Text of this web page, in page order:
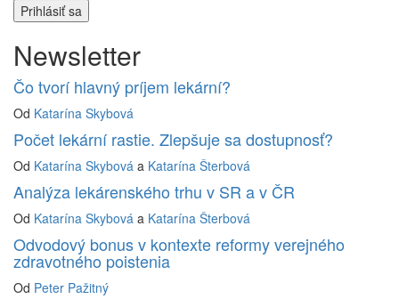
Newsletter
Čo tvorí hlavný príjem lekární?
Od Katarína Skybová
Počet lekární rastie. Zlepšuje sa dostupnosť?
Od Katarína Skybová a Katarína Šterbová
Analýza lekárenského trhu v SR a v ČR
Od Katarína Skybová a Katarína Šterbová
Odvodový bonus v kontexte reformy verejného
zdravotného poistenia
Od Peter Pažitný